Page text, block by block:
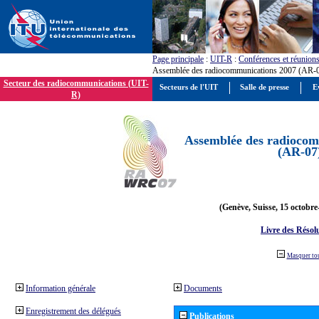
Page principale : UIT-R : Conférences et réunions
Assemblée des radiocommunications 2007 (AR-
Secteur des radiocommunications (UIT-
R)
Assemblée des
(AR-
(Genève, Suisse, 15
Livre des
Masquer
Information générale
Enregistrement des délégués
Documents
Publications
Secteurs de l'UIT Salle de presse